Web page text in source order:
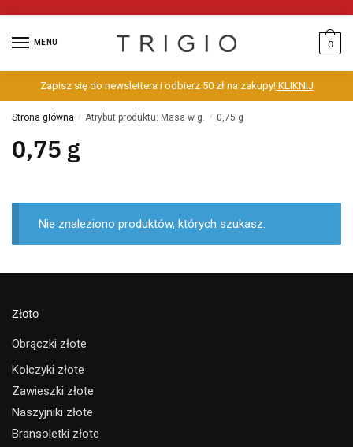
MENU 0
Zapisz się do newslettera i odbierz 50 zł na zakupy!KLIKNIJ
Strona główna / Atrybut produktu: Masa w g. / 0,75 g
0,75 g
Nie znaleziono produktów, których szukasz.
Złoto
Obrączki złote
Kolczyki złote
Zawieszki złote
Naszyjniki złote
Bransoletki złote